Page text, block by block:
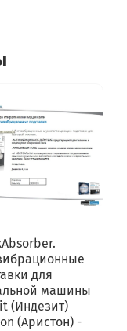
для
машины
(Индезит)
(Аристон) -